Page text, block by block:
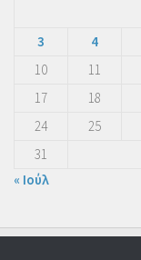
3
4
10
11
17
18
24
25
31
« Ιούλ